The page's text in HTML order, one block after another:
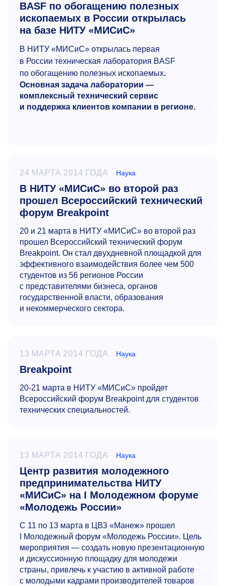
BASF по обогащению полезных
ископаемых в России открылась
на базе НИТУ «МИСиС»
В НИТУ «МИСиС» открылась первая
в России техническая лаборатория BASF
по обогащению полезных ископаемых.
Основная задача лаборатории —
комплексный технический сервис
и поддержка клиентов компании в регионе.
24 МАРТА 2014 ГОДА Наука
В НИТУ «МИСиС» во второй раз
прошел Всероссийский технический
форум Breakpoint
20 и 21 марта в НИТУ «МИСиС» во второй раз
прошел Всероссийский технический форум
Breakpoint. Он стал двухдневной площадкой для
эффективного взаимодействия более чем 500
студентов из 56 регионов России
с представителями бизнеса, органов
государственной власти, образования
и некоммерческого сектора.
13 МАРТА 2014 ГОДА Наука
Breakpoint
20-21 марта в НИТУ «МИСиС» пройдет
Всероссийский форум Breakpoint для студентов
технических специальностей.
13 МАРТА 2014 ГОДА Наука
Центр развития молодежного
предпринимательства НИТУ
«МИСиС» на I Молодежном форуме
«Молодежь России»
С 11 по 13 марта в ЦВЗ «Манеж» прошел
I Молодежный форум «Молодежь России». Цель
мероприятия — создать новую презентационную
и дискуссионную площадку для молодежи
страны, привлечь к участию в активной работе
с молодыми кадрами производителей товаров